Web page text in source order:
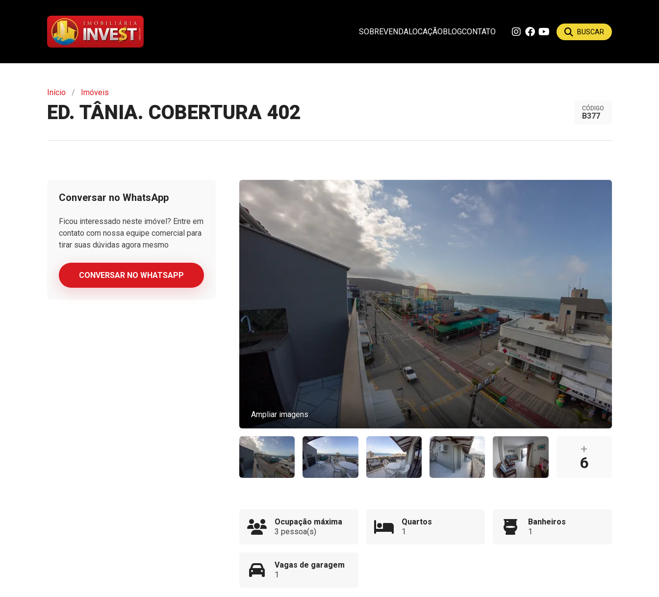
SOBREVENDALOCAÇÃOBLOGCONTATO BUSCAR
Início Imóveis
ED. TÂNIA. COBERTURA 402 CÓDIGO
B377
Conversar no WhatsApp
Ficou interessado neste imóvel? Entre em
contato com nossa equipe comercial para
tirar suas dúvidas agora mesmo
CONVERSAR NO WHATSAPP
Ampliar imagens
+
6
Ocupação máxima
3 pessoa(s)
Quartos
1
Banheiros
1
Vagas de garagem
1